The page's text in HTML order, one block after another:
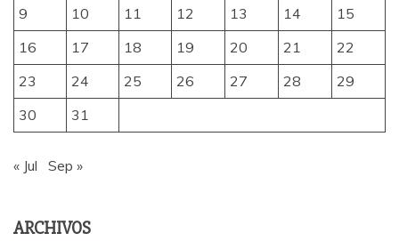
9
10 11 12 13 14
15
16
17 18 19 20 21
22
23
24 25 26 27 28
29
30
31
« Jul Sep »
ARCHIVOS